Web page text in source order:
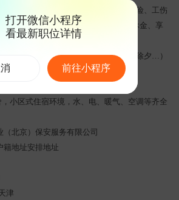
五险：养老保险、医疗保险、生育保险、工伤
制 可以长期稳定工作、退休后有退休金、享
利及过节费用（中秋、国庆、元旦、除夕…）
，11-12月份发放取暖费
子、手套等劳保用品
小区式住宿环境，水、电、暖气、空调等齐全
（北京）保安服务有限公司
籍地址安排地址
津
打开微信小程序
看最新职位详情
前往小程序